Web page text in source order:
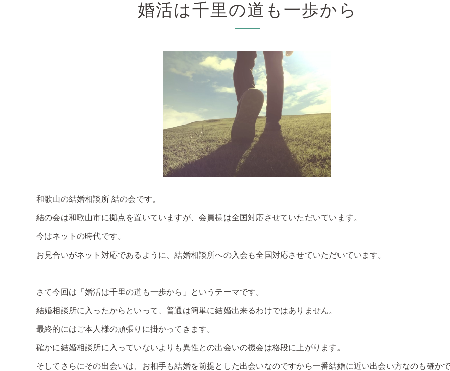
婚活は千里の道も一歩から
和歌山の結婚相談所 結の会です。
結の会は和歌山市に拠点を置いていますが、会員様は全国対応させていただいています。
今はネットの時代です。
お見合いがネット対応であるように、結婚相談所への入会も全国対応させていただいています。
さて今回は「婚活は千里の道も一歩から」というテーマです。
結婚相談所に入ったからといって、普通は簡単に結婚出来るわけではありません。
最終的にはご本人様の頑張りに掛かってきます。
確かに結婚相談所に入っていないよりも異性との出会いの機会は格段に上がります。
そしてさらにその出会いは、お相手も結婚を前提とした出会いなのですから一番結婚に近い出会い方なのも確か